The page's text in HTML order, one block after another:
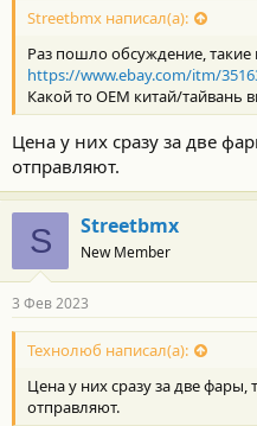
Streetbmx написал(а):
Раз пошло обсуждение, такие
https://www.ebay.com/itm/
Какой то OEM китай/тайвань
Цена у них сразу за две
отправляют.
S Streetbmx
New Member
3 Фев 2023
Технолюб написал(а):
Цена у них сразу за две фары,
отправляют.